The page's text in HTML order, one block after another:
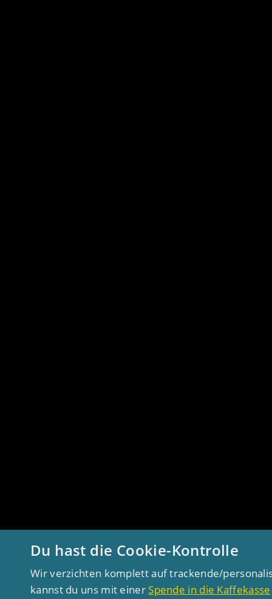
Du hast die Cookie-Kontrolle
Wir verzichten komplett auf trackende/
kannst du uns mit einer Spende in die Kaffekasse